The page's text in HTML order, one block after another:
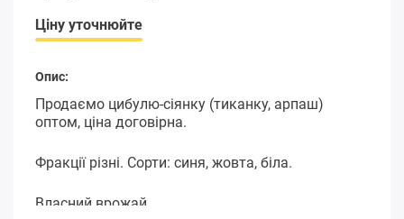
Ціну уточнюйте
Опис:
Продаємо цибулю-сіянку (тиканку, арпаш)
оптом, ціна договірна.
Фракції різні. Сорти: синя, жовта, біла.
Власний врожай.